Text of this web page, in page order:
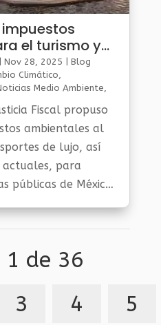
el turismo y
lujo
| Nov 28, 2025 | Blog
Climático
Medio Ambiente
Fiscal propuso
ambientales al
de lujo, así
para
públicas de México,
1 de 36
3 4
5